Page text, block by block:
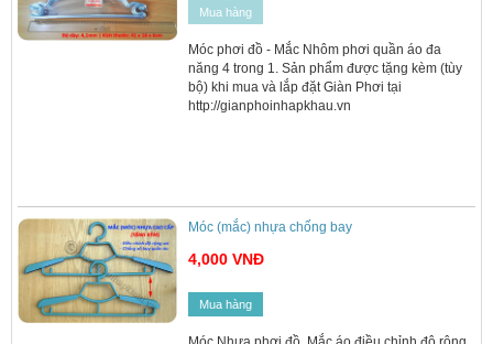
Mua hàng
Móc phơi đồ - Mắc Nhôm phơi quần áo đa
năng 4 trong 1. Sản phẩm được tặng kèm (tùy
bộ) khi mua và lắp đặt Giàn Phơi tại
http://gianphoinhapkhau.vn
Móc (mắc) nhựa chống bay
4,000 VNĐ
Mua hàng